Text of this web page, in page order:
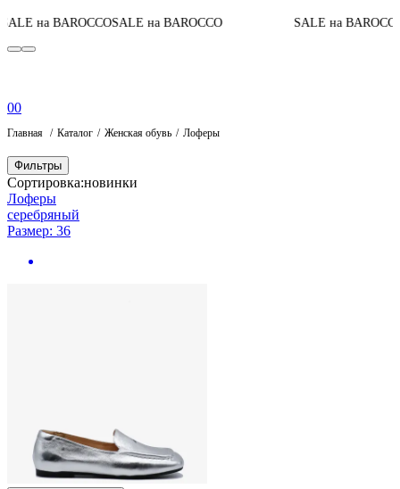
на BAROCCOSALE на BAROCCO SALE на BAROCCO
00
Главная Каталог Женская обувь Лоферы
Фильтры
Сортировка:новинки
Лоферы
серебряный
Размер: 36